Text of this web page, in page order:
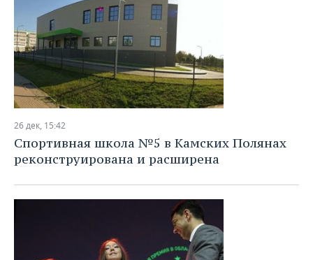
26 дек, 15:42
Спортивная школа №5 в Камских Полянах
реконструирована и расширена